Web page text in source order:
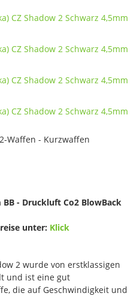
Waffen - Kurzwaffen
BB - Druckluft Co2 BlowBack
unter: Klick
2 wurde von erstklassigen
und ist eine gut
die auf Geschwindigkeit und